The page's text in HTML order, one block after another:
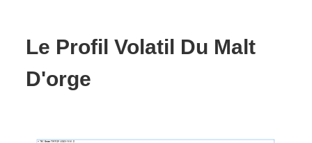
Le Profil Volatil Du Malt
D'orge